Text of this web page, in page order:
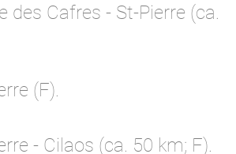
des Cafres - St-Pierre (ca.
(F).
- Cilaos (ca. 50 km; F).